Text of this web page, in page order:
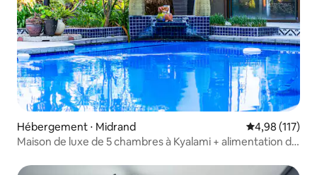
Hébergement ⋅ Midrand Évaluation
4,98 (117)
Maison de luxe de 5 chambres à Kyalami + alimentation de